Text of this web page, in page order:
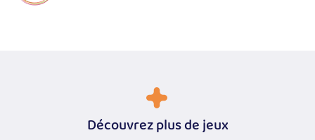
Découvrez plus de jeux